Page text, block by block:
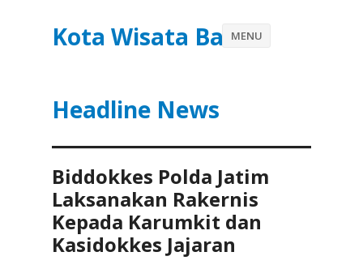
Kota Wisata Batu
Headline News
MENU
Biddokkes Polda Jatim
Laksanakan Rakernis
Kepada Karumkit dan
Kasidokkes Jajaran